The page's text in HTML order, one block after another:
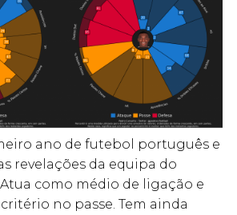
ano de futebol português e
revelações da equipa do
como médio de ligação e
no passe. Tem ainda